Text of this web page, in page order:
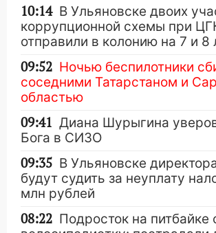
10:14 В Ульяновске двоих
коррупционной схемы при
отправили в колонию на 7 и 8
09:52 Ночью беспилотники
соседними Татарстаном и
областью
09:41 Диана Шурыгина
Бога в СИЗО
09:35 В Ульяновске
будут судить за неуплату
млн рублей
08:22 Подросток на питбайке